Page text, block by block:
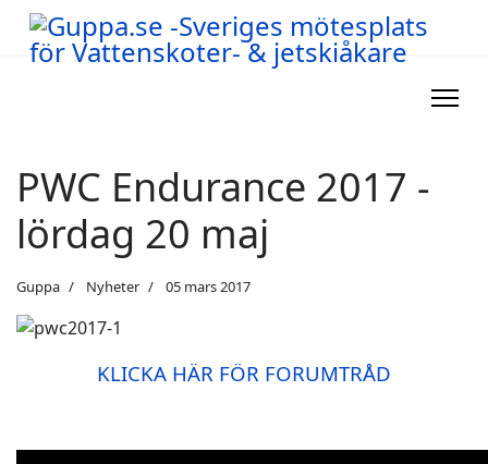
PWC Endurance 2017 -
lördag 20 maj
Guppa Nyheter 05 mars 2017
KLICKA HÄR FÖR FORUMTRÅD